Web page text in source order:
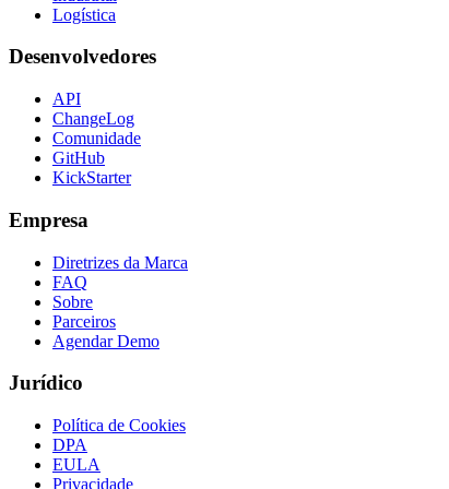
Logística
Desenvolvedores
API
ChangeLog
Comunidade
GitHub
KickStarter
Empresa
Diretrizes da Marca
FAQ
Sobre
Parceiros
Agendar Demo
Jurídico
Política de Cookies
DPA
EULA
Privacidade